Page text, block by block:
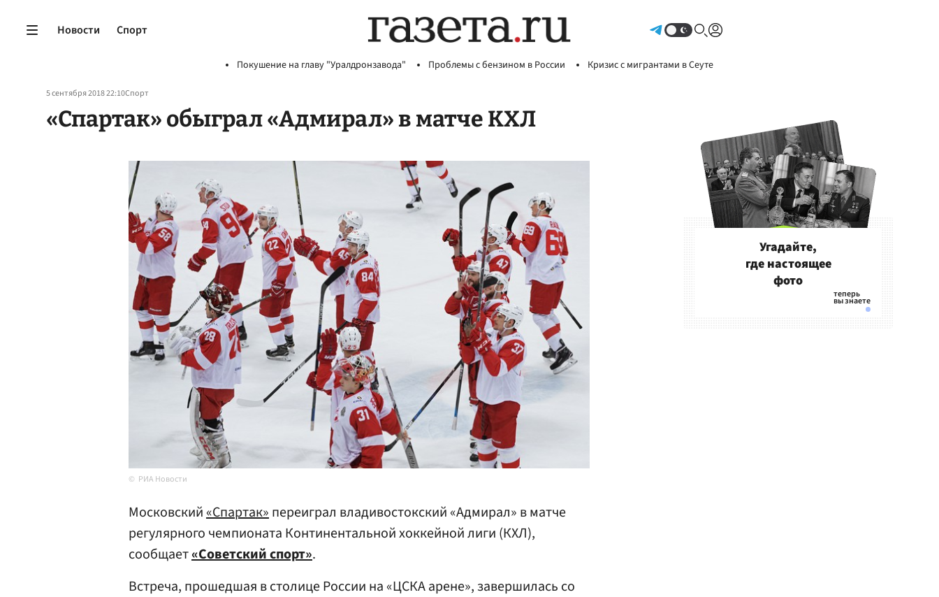
Новости Спорт
Покушение на главу "Уралдронзавода" Проблемы с бензином в России Кризис с мигрантами в Сеуте
5 сентября 2018 22:10Спорт
«Спартак» обыграл «Адмирал» в матче КХЛ
РИА Новости
Московский«Спартак»переиграл владивостокский «Адмирал» в матче
регулярного чемпионата Континентальной хоккейной лиги (КХЛ),
сообщает«Советский спорт».
Встреча, прошедшая в столице России на «ЦСКА арене», завершилась со
Угадайте,
где настоящее
фото